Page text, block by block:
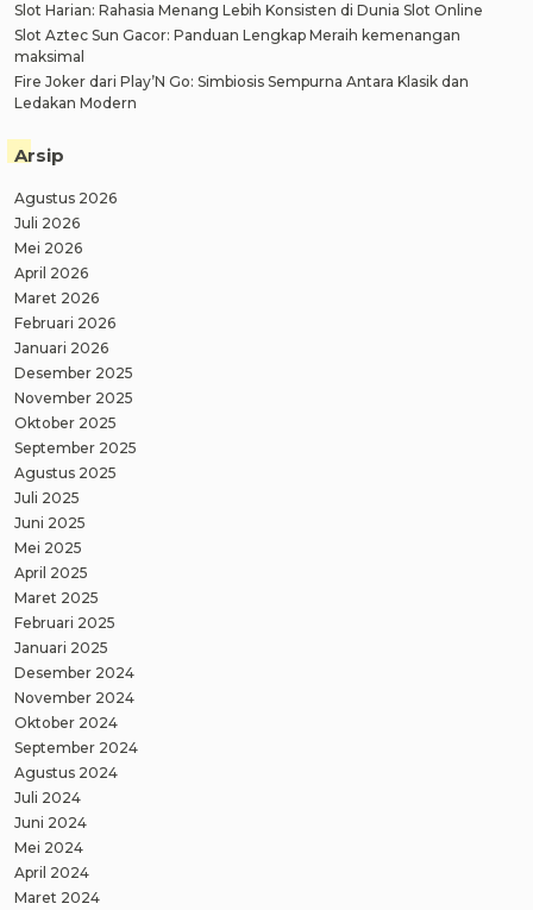
Slot Harian: Rahasia Menang Lebih Konsisten di Dunia Slot Online
Slot Aztec Sun Gacor: Panduan Lengkap Meraih kemenangan
maksimal
Fire Joker dari Play’N Go: Simbiosis Sempurna Antara Klasik dan
Ledakan Modern
Arsip
Agustus 2026
Juli 2026
Mei 2026
April 2026
Maret 2026
Februari 2026
Januari 2026
Desember 2025
November 2025
Oktober 2025
September 2025
Agustus 2025
Juli 2025
Juni 2025
Mei 2025
April 2025
Maret 2025
Februari 2025
Januari 2025
Desember 2024
November 2024
Oktober 2024
September 2024
Agustus 2024
Juli 2024
Juni 2024
Mei 2024
April 2024
Maret 2024